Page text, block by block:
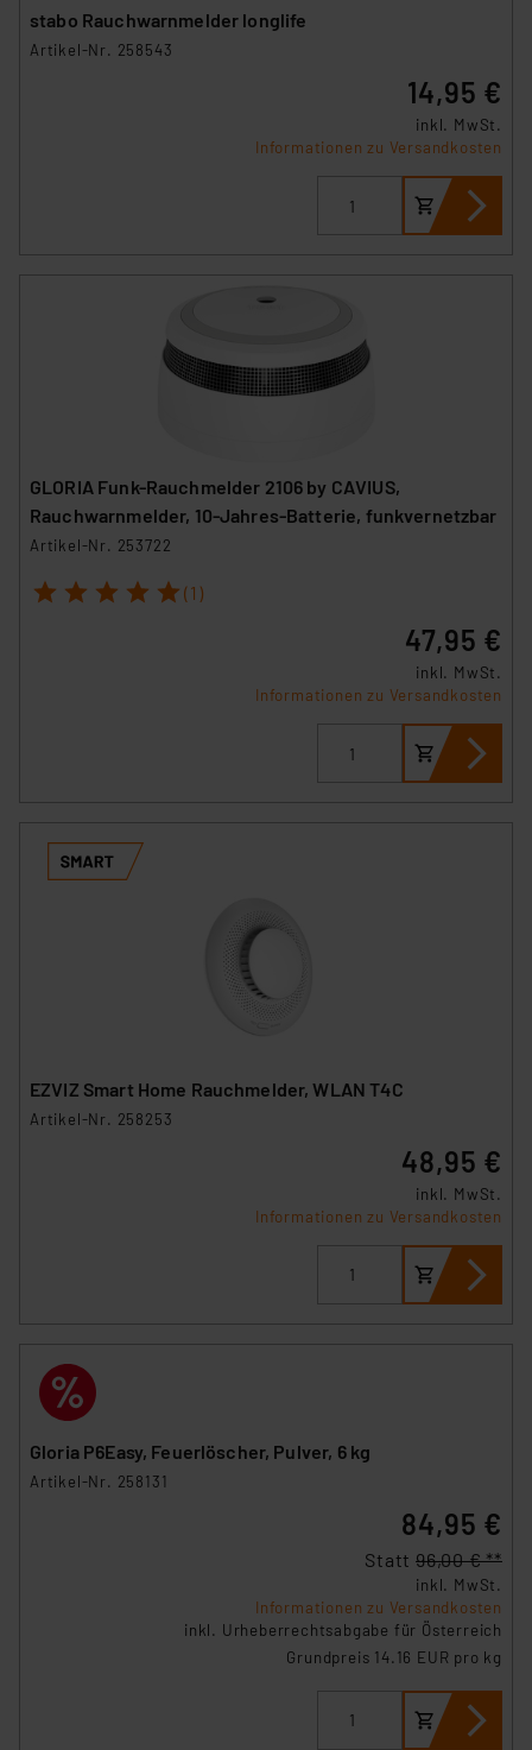
stabo Rauchwarnmelder longlife
Artikel-Nr. 258543
14,95 €
inkl. MwSt.
Informationen zu Versandkosten
GLORIA Funk-Rauchmelder 2106 by CAVIUS,
Rauchwarnmelder, 10-Jahres-Batterie, funkvernetzbar
Artikel-Nr. 253722
1 2 3 4 5 (1)
47,95 €
inkl. MwSt.
Informationen zu Versandkosten
EZVIZ Smart Home Rauchmelder, WLAN T4C
Artikel-Nr. 258253
48,95 €
inkl. MwSt.
Informationen zu Versandkosten
Gloria P6Easy, Feuerlöscher, Pulver, 6 kg
Artikel-Nr. 258131
84,95 €
Statt 96,00 € **
inkl. MwSt.
Informationen zu Versandkosten
inkl. Urheberrechtsabgabe für Österreich
Grundpreis 14.16 EUR pro kg